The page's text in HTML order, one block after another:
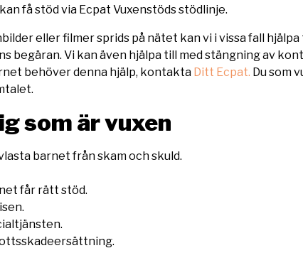
få stöd via Ecpat Vuxenstöds stödlinje.
eller filmer sprids på nätet kan vi i vissa fall
begäran. Vi kan även hjälpa till med stängning av
behöver denna hjälp, kontakta Ditt Ecpat. Du som
som är vuxen
barnet från skam och skuld.
får rätt stöd.